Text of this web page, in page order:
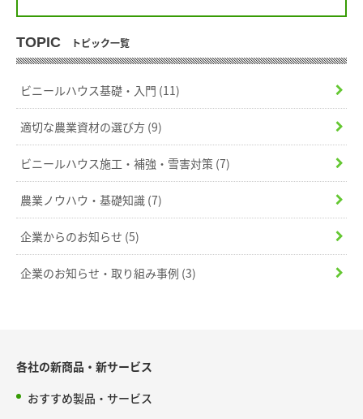
TOPIC トピック一覧
ビニールハウス基礎・入門 (11)
適切な農業資材の選び方 (9)
ビニールハウス施工・補強・雪害対策 (7)
農業ノウハウ・基礎知識 (7)
企業からのお知らせ (5)
企業のお知らせ・取り組み事例 (3)
各社の新商品・新サービス
おすすめ製品・サービス